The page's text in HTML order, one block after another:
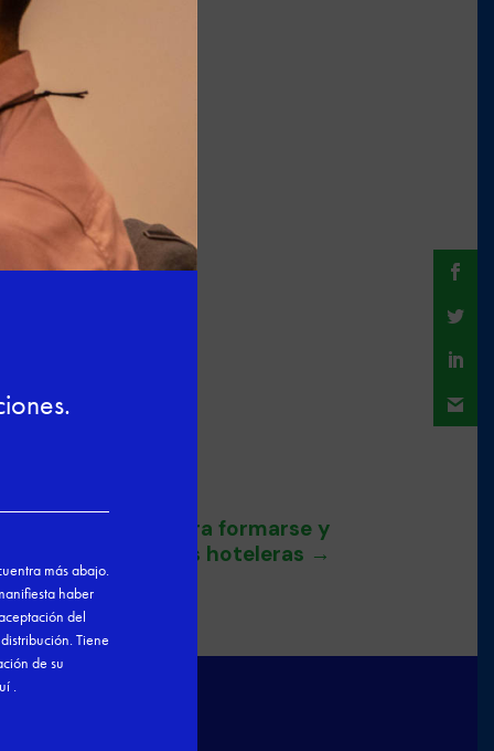
talentos para formarse y
en empresas hoteleras →